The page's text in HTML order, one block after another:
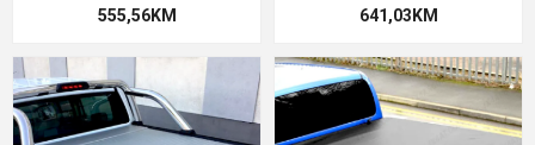
555,56KM 641,03KM